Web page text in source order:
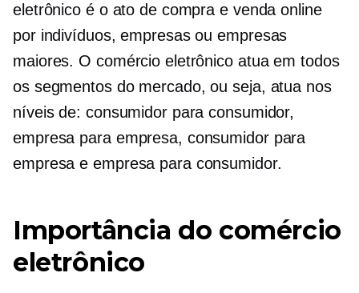
eletrônico é o ato de compra e venda online
por indivíduos, empresas ou empresas
maiores. O comércio eletrônico atua em todos
os segmentos do mercado, ou seja, atua nos
níveis de: consumidor para consumidor,
empresa para empresa, consumidor para
empresa e empresa para consumidor.
Importância do comércio
eletrônico